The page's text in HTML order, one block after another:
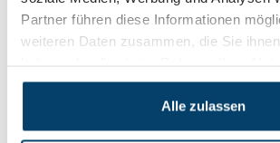
Partner führen diese Informationen
weiteren Daten zusammen, die Sie
gesammelt haben.
Alle zulassen
Auf Lager